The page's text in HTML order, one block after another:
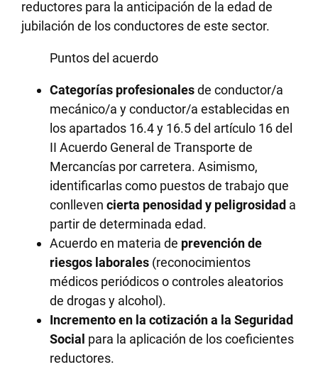
reductores para la anticipación de la edad de
jubilación de los conductores de este sector.
Puntos del acuerdo
Categorías profesionalesde conductor/a
mecánico/a y conductor/a establecidas en
los apartados 16.4 y 16.5 del artículo 16 del
II Acuerdo General de Transporte de
Mercancías por carretera. Asimismo,
identificarlas como puestos de trabajo que
conlleven cierta penosidad y peligrosidad a
partir de determinada edad.
Acuerdo en materia de prevención de
riesgos laborales (reconocimientos
médicos periódicos o controles aleatorios
de drogas y alcohol).
Incremento en la cotización a la Seguridad
Social para la aplicación de los coeficientes
reductores.